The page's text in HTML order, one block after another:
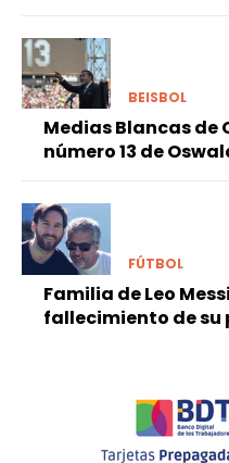
BEISBOL
Medias Blancas
número 13 de
FÚTBOL
Familia de Leo
fallecimiento de su